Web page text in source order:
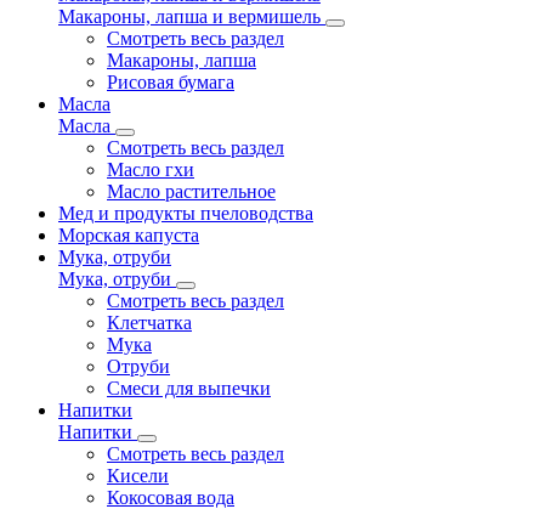
Макароны, лапша и вермишель
Смотреть весь раздел
Макароны, лапша
Рисовая бумага
Масла
Масла
Смотреть весь раздел
Масло гхи
Масло растительное
Мед и продукты пчеловодства
Морская капуста
Мука, отруби
Мука, отруби
Смотреть весь раздел
Клетчатка
Мука
Отруби
Смеси для выпечки
Напитки
Напитки
Смотреть весь раздел
Кисели
Кокосовая вода